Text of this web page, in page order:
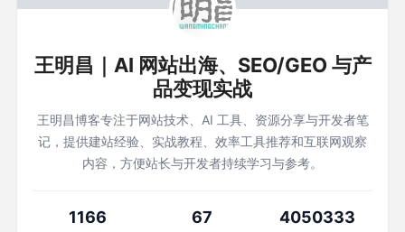
王明昌｜AI 网站出海、SEO/GEO 与产
品变现实战
王明昌博客专注于网站技术、AI 工具、资源分享与开发者笔
记，提供建站经验、实战教程、效率工具推荐和互联网观察
内容，方便站长与开发者持续学习与参考。
1166 67 4050333